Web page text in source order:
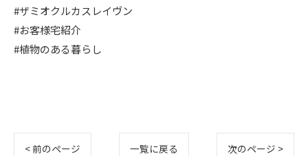
#ザミオクルカスレイヴン
#お客様宅紹介
#植物のある暮らし
< 前のページ 一覧に戻る 次のページ >